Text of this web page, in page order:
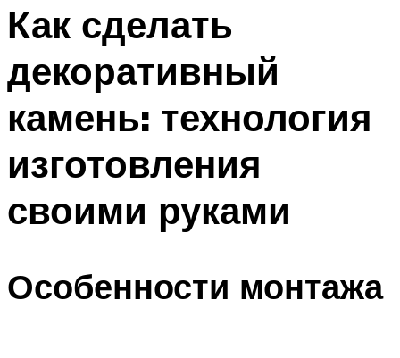
Как сделать
декоративный
камень: технология
изготовления
своими руками
Особенности монтажа